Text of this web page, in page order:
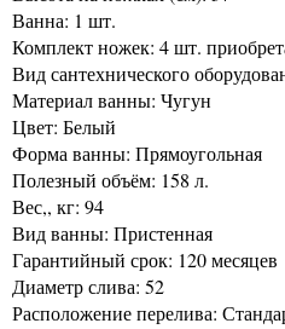
Ванна: 1 шт.
Комплект ножек: 4 шт.
Вид сантехнического
Материал ванны: Чугун
Цвет: Белый
Форма ванны: Прямоугольная
Полезный объём: 158 л.
Вес,, кг: 94
Вид ванны: Пристенная
Гарантийный срок: 120 месяцев
Диаметр слива: 52
Расположение перелива: